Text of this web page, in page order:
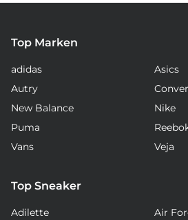
Top Marken
adidas
Asics
Autry
New Balance
Nike
Puma
Vans
Veja
Top Sneaker
Adilette
Air